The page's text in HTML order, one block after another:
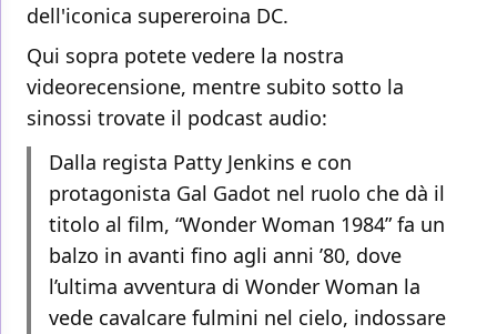
dell'iconica supereroina DC.
Qui sopra potete vedere la nostra
videorecensione, mentre subito sotto la
sinossi trovate il podcast audio:
Dalla regista Patty Jenkins e con
protagonista Gal Gadot nel ruolo che dà il
titolo al film, “Wonder Woman 1984” fa un
balzo in avanti fino agli anni ’80, dove
l’ultima avventura di Wonder Woman la
vede cavalcare fulmini nel cielo, indossare